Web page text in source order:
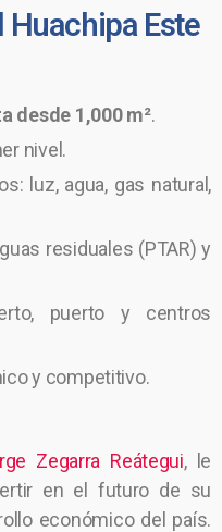
Huachipa Este
desde 1,000 m².
nivel.
luz, agua, gas natural,
residuales (PTAR) y
puerto y centros
y competitivo.
Zegarra Reátegui, le
en el futuro de su
económico del país.